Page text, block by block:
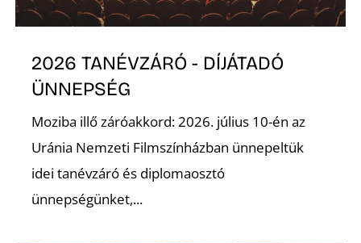
2026 TANÉVZÁRÓ - DÍJÁTADÓ
ÜNNEPSÉG
Moziba illő záróakkord: 2026. július 10-én az
Uránia Nemzeti Filmszínházban ünnepeltük
idei tanévzáró és diplomaosztó
ünnepségünket,...